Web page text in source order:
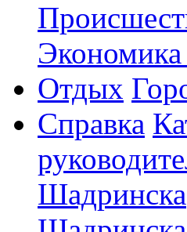
Экономика
Отдых
Справка
Шадринска